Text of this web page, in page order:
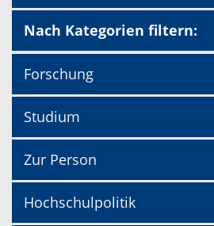
Nach Kategorien filtern:
Forschung
Studium
Zur Person
Hochschulpolitik